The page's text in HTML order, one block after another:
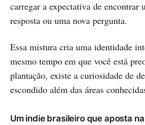
carregar a expectativa de encontrar
resposta ou uma nova pergunta.
Essa mistura cria uma identidade
mesmo tempo em que você está
plantação, existe a curiosidade de
escondido além das áreas
Um indie brasileiro que aposta